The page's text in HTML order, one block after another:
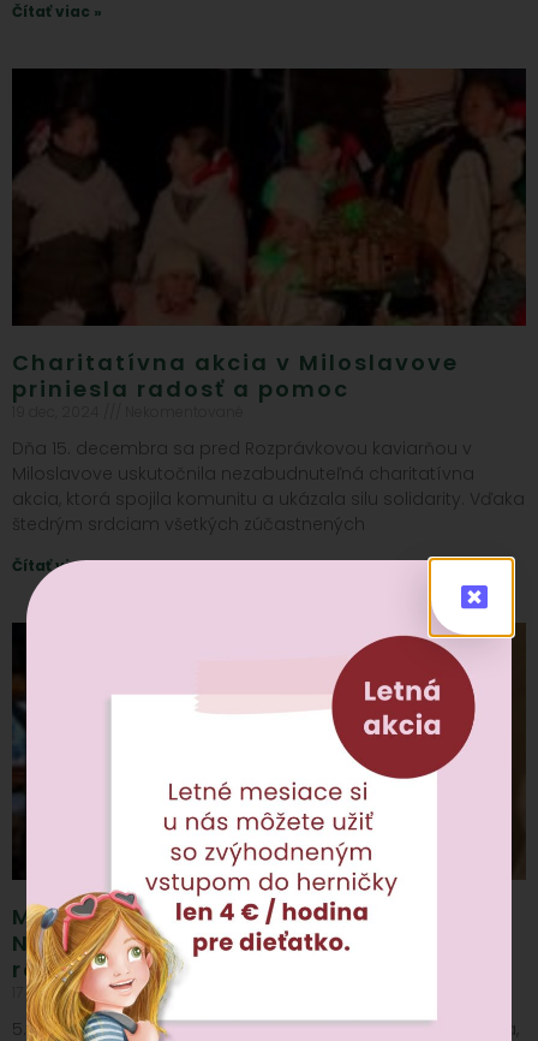
Čítať viac »
Charitatívna akcia v Miloslavove
priniesla radosť a pomoc
Dňa 15. decembra sa pred Rozprávkovou kaviarňou v
Miloslavove uskutočnila nezabudnuteľná charitatívna
akcia, ktorá spojila komunitu a ukázala silu solidarity. Vďaka
štedrým srdciam všetkých zúčastnených
Čítať viac »
Mikuláš v Rozprávkovej kaviarni:
Nezabudnuteľný zážitok pre deti aj
rodičov
17 dec, 2024 Nekomentované
5. decembra sme v Rozprávkovej kaviarni privítali Mikuláša,